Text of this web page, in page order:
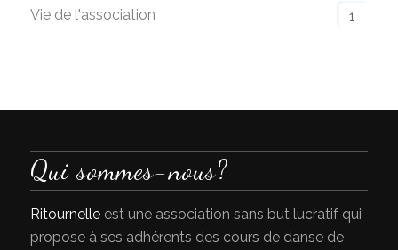
Vie de l'association 1
Qui sommes-nous?
Ritournelleest une association sans but lucratif qui
propose à ses adhérents des cours de danse de